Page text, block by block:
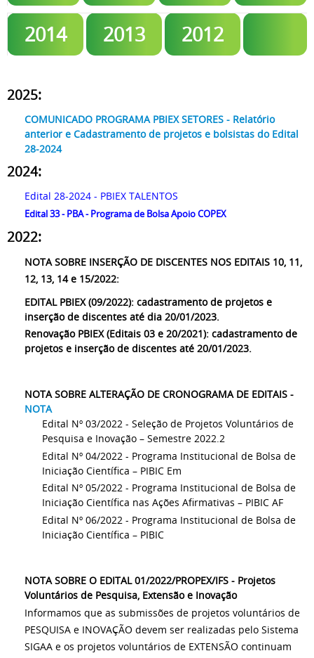
2014
2013 2012
2025:
COMUNICADO PROGRAMA PBIEX SETORES - Relatório
anterior e Cadastramento de projetos e bolsistas do Edital
28-2024
2024:
Edital 28-2024 - PBIEX TALENTOS
Edital 33 - PBA - Programa de Bolsa Apoio COPEX
2022:
NOTA SOBRE INSERÇÃO DE DISCENTES NOS EDITAIS 10, 11,
12, 13, 14 e 15/2022:
EDITAL PBIEX (09/2022): cadastramento de projetos e
inserção de discentes até dia 20/01/2023.
Renovação PBIEX (Editais 03 e 20/2021): cadastramento de
projetos e inserção de discentes até 20/01/2023.
NOTA SOBRE ALTERAÇÃO DE CRONOGRAMA DE EDITAIS -
NOTA
Edital Nº 03/2022 - Seleção de Projetos Voluntários de
Pesquisa e Inovação – Semestre 2022.2
Edital Nº 04/2022 - Programa Institucional de Bolsa de
Iniciação Científica – PIBIC Em
Edital Nº 05/2022 - Programa Institucional de Bolsa de
Iniciação Científica nas Ações Afirmativas – PIBIC AF
Edital Nº 06/2022 - Programa Institucional de Bolsa de
Iniciação Científica – PIBIC
NOTA SOBRE O EDITAL 01/2022/PROPEX/IFS - Projetos
Voluntários de Pesquisa, Extensão e Inovação
Informamos que as submissões de projetos voluntários de
PESQUISA e INOVAÇÃO devem ser realizadas pelo Sistema
SIGAA e os projetos voluntários de EXTENSÃO continuam